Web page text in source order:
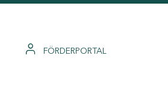
FÖRDERPORTAL